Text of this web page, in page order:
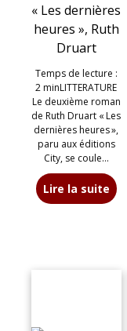
« Les dernières
heures », Ruth
Druart
Temps de lecture :
2 minLITTERATURE
Le deuxième roman
de Ruth Druart « Les
dernières heures »,
paru aux éditions
City, se coule…
Lire la suite